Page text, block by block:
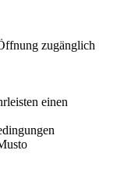
zugänglich
einen